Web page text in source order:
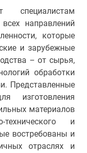
специалистам
направлений
которые
и зарубежные
– от сырья,
обработки
Представленные
изготовления
материалов
и
востребованы и
отраслях и